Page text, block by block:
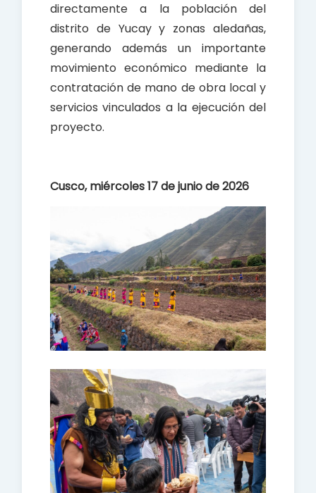
directamente a la población del
distrito de Yucay y zonas aledañas,
generando además un importante
movimiento económico mediante la
contratación de mano de obra local y
servicios vinculados a la ejecución del
proyecto.
Cusco, miércoles 17 de junio de 2026